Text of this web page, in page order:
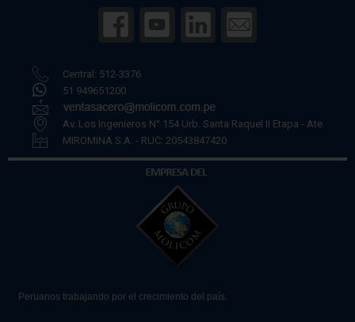
Central: 512-3376
51 949651200
Av. Los Ingenieros N° 154 Urb. Santa Raquel II Etapa - Ate
MIROMINA S.A. - RUC: 20543847420
Peruanos trabajando por el crecimiento del país.